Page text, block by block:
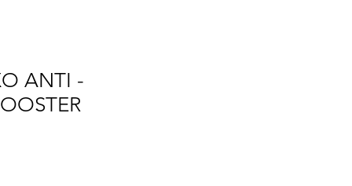
ANTI -